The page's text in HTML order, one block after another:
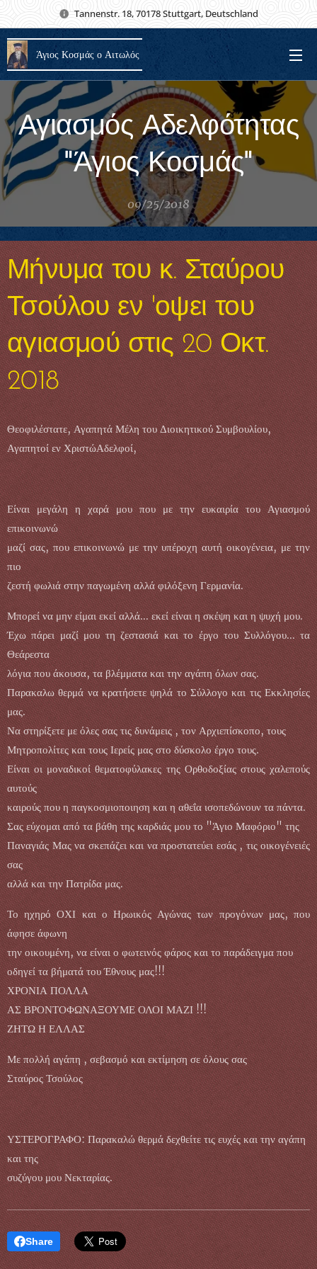
Tannenstr. 18, 70178 Stuttgart, Deutschland
Άγιος Κοσμάς ο Αιτωλός
Αγιασμός Αδελφότητας
"Άγιος Κοσμάς"
09/25/2018
Μήνυμα του κ. Σταύρου
Τσούλου εν 'οψει του
αγιασμού στις 20 Οκτ.
2018
Θεοφιλέστατε, Αγαπητά Μέλη του Διοικητικού Συμβουλίου,
Αγαπητοί εν ΧριστώΑδελφοί,
Είναι μεγάλη η χαρά μου που με την ευκαιρία του Αγιασμού
επικοινωνώ
μαζί σας, που επικοινωνώ με την υπέροχη αυτή οικογένεια, με την
πιο
ζεστή φωλιά στην παγωμένη αλλά φιλόξενη Γερμανία.
Μπορεί να μην είμαι εκεί αλλά... εκεί είναι η σκέψη και η ψυχή μου.
Έχω πάρει μαζί μου τη ζεστασιά και το έργο του Συλλόγου... τα
Θεάρεστα
λόγια που άκουσα, τα βλέμματα και την αγάπη όλων σας.
Παρακαλω θερμά να κρατήσετε ψηλά το Σύλλογο και τις Εκκλησίες
μας.
Να στηρίξετε με όλες σας τις δυνάμεις , τον Αρχιεπίσκοπο, τους
Μητροπολίτες και τους Ιερείς μας στο δύσκολο έργο τους.
Είναι οι μοναδικοί θεματοφύλακες της Ορθοδοξίας στους χαλεπούς
αυτούς
καιρούς που η παγκοσμιοποιηση και η αθεΐα ισοπεδώνουν τα πάντα.
Σας εύχομαι από τα βάθη της καρδιάς μου το "Άγιο Μαφόριο" της
Παναγιάς Μας να σκεπάζει και να προστατεύει εσάς , τις οικογένειές
σας
αλλά και την Πατρίδα μας.
Το ηχηρό ΟΧΙ και ο Ηρωικός Αγώνας των προγόνων μας, που
άφησε άφωνη
την οικουμένη, να είναι ο φωτεινός φάρος και το παράδειγμα που
οδηγεί τα βήματά του Έθνους μας!!!
ΧΡΟΝΙΑ ΠΟΛΛΑ
ΑΣ ΒΡΟΝΤΟΦΩΝΑΞΟΥΜΕ ΟΛΟΙ ΜΑΖΙ !!!
ΖΗΤΩ Η ΕΛΛΑΣ
Με πολλή αγάπη , σεβασμό και εκτίμηση σε όλους σας
Σταύρος Τσούλος
ΥΣΤΕΡΟΓΡΑΦΟ: Παρακαλώ θερμά δεχθείτε τις ευχές και την αγάπη
και της
συζύγου μου Νεκταρίας.
Share